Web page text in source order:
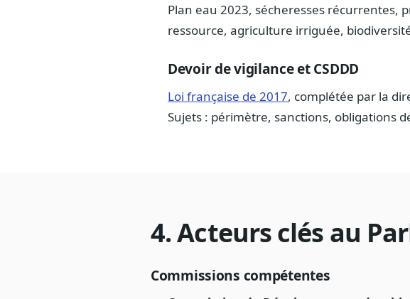
Plan eau 2023, sécheresses récurrentes,
ressource, agriculture irriguée,
Devoir de vigilance et CSDDD
Loi française de 2017, complétée par la
Sujets : périmètre, sanctions, obligations
4. Acteurs clés au
Commissions compétentes